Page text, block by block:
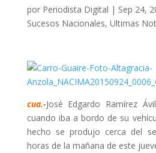
por Periodista Digital | Sep 24,
Sucesos Nacionales, Ultimas
cua.-José Edgardo Ramírez
cuando iba a bordo de su
hecho se produjo cerca del
horas de la mañana de este